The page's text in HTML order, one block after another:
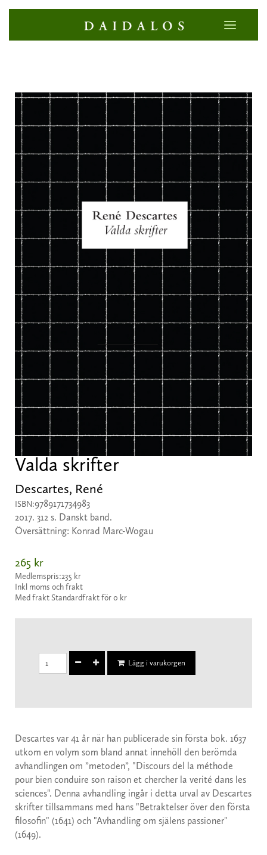
Valda skrifter
Descartes, René
ISBN:9789171734983
2017. 312 s. Danskt band.
Översättning: Konrad Marc-Wogau
265 kr
Medlemspris:235 kr
Inkl moms och frakt
Med frakt Standardfrakt för 0 kr
Lägg i varukorgen
Descartes var 41 år när han publicerade sin första bok. 1637
utkom en volym som bland annat innehöll den berömda
avhandlingen om ”metoden”, "Discours del la méthode
pour bien conduire son raison et chercher la verité dans les
sciences". Denna avhandling ingår i detta urval av Descartes
skrifter tillsammans med hans "Betraktelser över den första
filosofin" (1641) och "Avhandling om själens passioner"
(1649).